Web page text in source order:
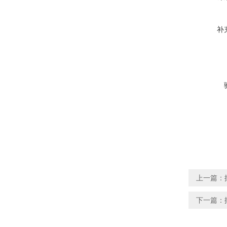
补
上一篇：
下一篇：